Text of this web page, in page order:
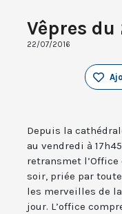
Vêpres
22/07/2016
Depuis la
au vendredi à
retransmet l’Office
soir, priée par
les merveilles de
jour. L’office